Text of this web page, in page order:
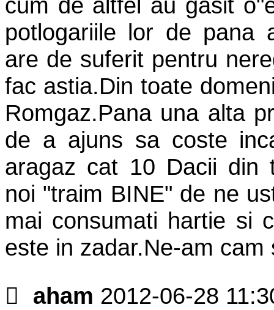
cum de altfel au gasit
potlogariile lor de pana
are de suferit pentru
fac astia.Din toate
Romgaz.Pana una alta
de a ajuns sa coste
aragaz cat 10 Dacii din
noi "traim BINE" de ne
mai consumati hartie si
este in zadar.Ne-am

aham 2012-06-28